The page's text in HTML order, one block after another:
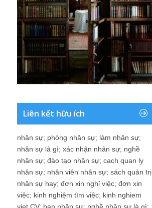
Liên kết hữu ích
nhân sự; phòng nhân sự; làm nhân sự;
nhân sự là gì; xác nhận nhân sự; nghề
nhân sự; đào tạo nhân sự; cach quan ly
nhân sự; nhân viên nhân sự; sách quản trị
nhân sự hay; đơn xin nghỉ việc; đơn xin
việc; kinh nghiệm tìm việc; kinh nghiem
viet CV; ban nhân sự; nghề nhân sự là gì;